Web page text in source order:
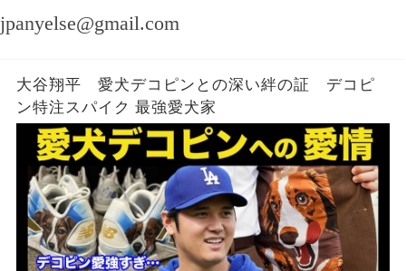
jpanyelse@gmail.com
大谷翔平 愛犬デコピンとの深い絆の証 デコピ
ン特注スパイク 最強愛犬家